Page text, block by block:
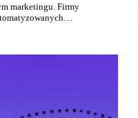
marketingu. Firmy